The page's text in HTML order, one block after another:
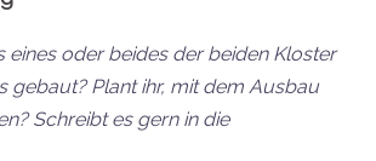
eines oder beides der beiden Kloster
gebaut? Plant ihr, mit dem Ausbau
Schreibt es gern in die